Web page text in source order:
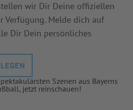
wir Dir Deine offiziellen
Verfügung. Melde dich auf
Dir Dein persönliches
Szenen aus Bayerns
jetzt reinschauen!